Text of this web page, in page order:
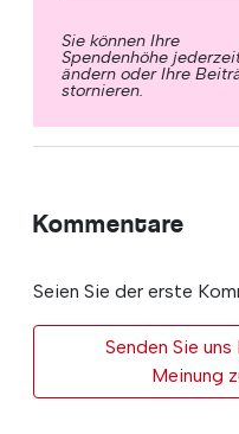
Sie können Ihre
Spendenhöhe
ändern oder Ihre
stornieren.
Kommentare
Seien Sie der erste
Senden Sie
Meinung